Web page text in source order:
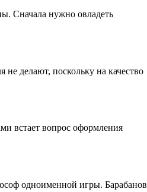
Сначала нужно овладеть
делают, поскольку на качество
встает вопрос оформления
одноименной игры. Барабанов